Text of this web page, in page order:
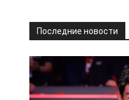
Последние новости